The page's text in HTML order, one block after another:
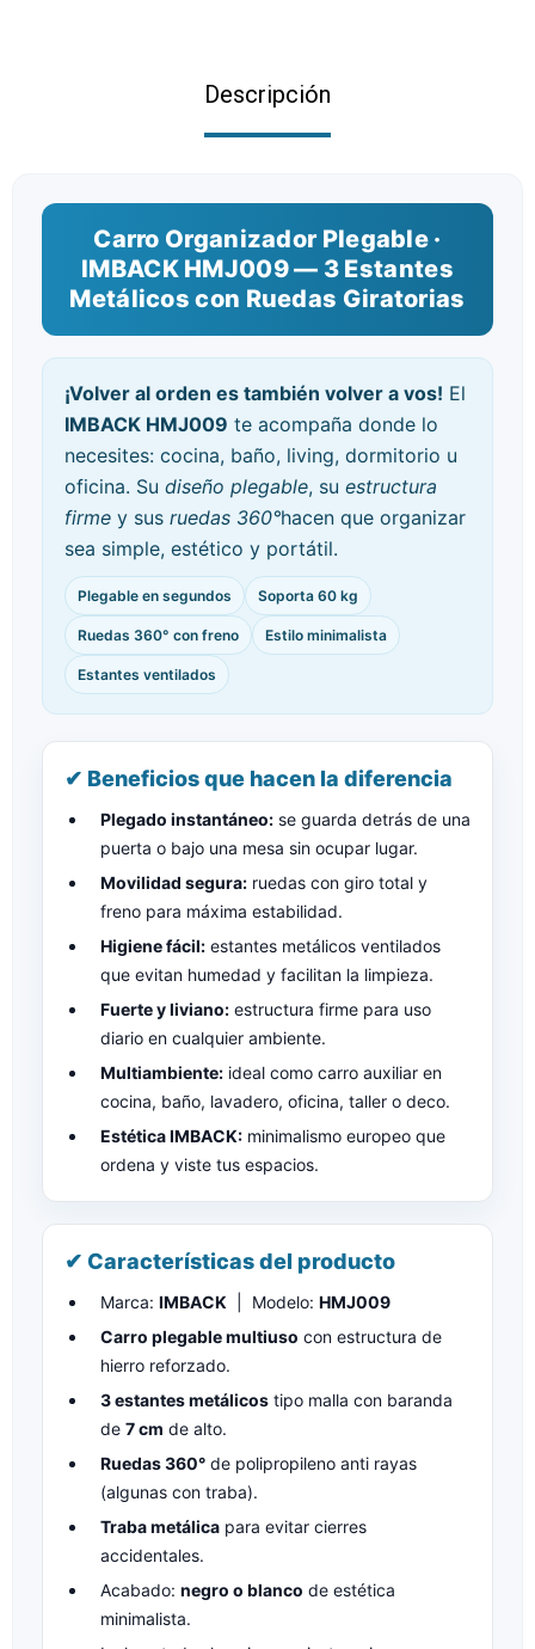
Descripción
Carro Organizador Plegable ·
IMBACK HMJ009 — 3 Estantes
Metálicos con Ruedas Giratorias
¡Volver al orden es también volver a vos! El
IMBACK HMJ009 te acompaña donde lo
necesites: cocina, baño, living, dormitorio u
oficina. Su diseño plegable, su estructura
firme y sus ruedas 360°hacen que organizar
sea simple, estético y portátil.
Plegable en segundos Soporta 60 kg
Ruedas 360° con freno Estilo minimalista
Estantes ventilados
✔ Beneficios que hacen la diferencia
Plegado instantáneo: se guarda detrás de una
puerta o bajo una mesa sin ocupar lugar.
Movilidad segura: ruedas con giro total y
freno para máxima estabilidad.
Higiene fácil: estantes metálicos ventilados
que evitan humedad y facilitan la limpieza.
Fuerte y liviano: estructura firme para uso
diario en cualquier ambiente.
Multiambiente: ideal como carro auxiliar en
cocina, baño, lavadero, oficina, taller o deco.
Estética IMBACK: minimalismo europeo que
ordena y viste tus espacios.
✔ Características del producto
Marca: IMBACK | Modelo: HMJ009
Carro plegable multiuso con estructura de
hierro reforzado.
3 estantes metálicos tipo malla con baranda
de 7 cm de alto.
Ruedas 360° de polipropileno anti rayas
(algunas con traba).
Traba metálica para evitar cierres
accidentales.
Acabado: negro o blanco de estética
minimalista.